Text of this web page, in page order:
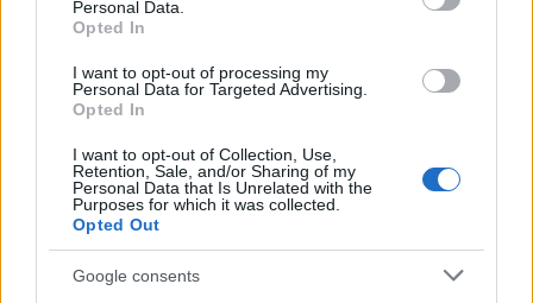
Personal Data.
Opted In
I want to opt-out of processing my
Personal Data for Targeted Advertising.
Opted In
I want to opt-out of Collection, Use,
Retention, Sale, and/or Sharing of my
Personal Data that Is Unrelated with the
Purposes for which it was collected.
Opted Out
Google consents